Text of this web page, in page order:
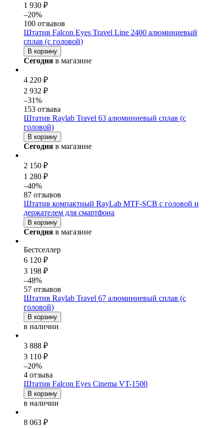
1 930 ₽
–20%
100 отзывов
Штатив Falcon Eyes Travel Line 2400 алюминиевый
сплав (с головой)
В корзину
Сегодня в магазине
4 220 ₽
2 932 ₽
–31%
153 отзыва
Штатив Raylab Travel 63 алюминиевый сплав (с
головой)
В корзину
Сегодня в магазине
2 150 ₽
1 280 ₽
–40%
87 отзывов
Штатив компактный RayLab MTF-SCB с головой и
держателем для смартфона
В корзину
Сегодня в магазине
Бестселлер
6 120 ₽
3 198 ₽
–48%
57 отзывов
Штатив Raylab Travel 67 алюминиевый сплав (с
головой)
В корзину
в наличии
3 888 ₽
3 110 ₽
–20%
4 отзыва
Штатив Falcon Eyes Cinema VT-1500
В корзину
в наличии
8 063 ₽